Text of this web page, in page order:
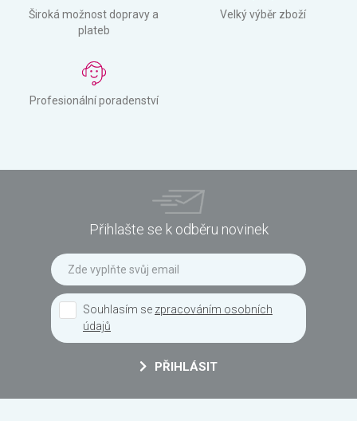
Široká možnost dopravy a
plateb
Velký výběr zboží
Profesionální poradenství
Přihlašte se k odběru novinek
Souhlasím se zpracováním osobních
údajů
PŘIHLÁSIT